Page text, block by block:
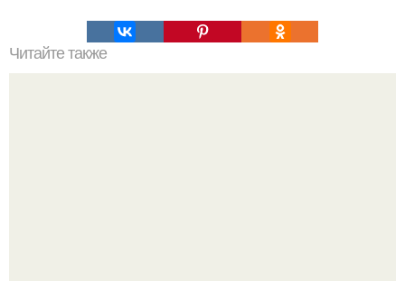
Читайте также